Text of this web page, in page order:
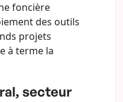
foncière
des outils
projets
à terme la
secteur